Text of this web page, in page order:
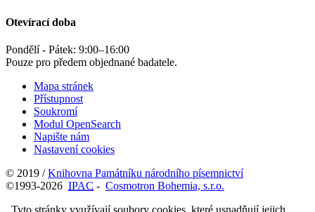
Otevírací doba
Pondělí - Pátek: 9:00–16:00
Pouze pro předem objednané badatele.
Mapa stránek
Přístupnost
Soukromí
Modul OpenSearch
Napište nám
Nastavení cookies
© 2019 /Knihovna Památníku národního písemnictví
©1993-2026 IPAC - Cosmotron Bohemia, s.r.o.